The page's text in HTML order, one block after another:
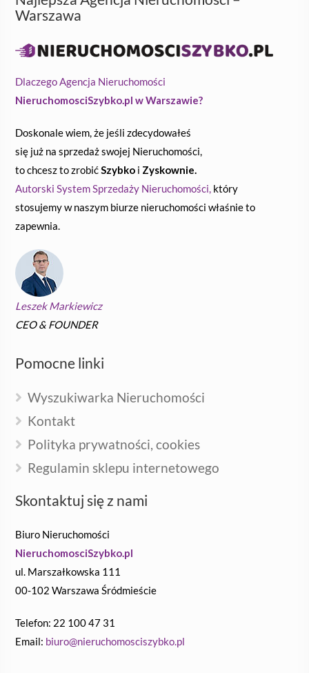
Warszawa
Dlaczego Agencja Nieruchomości
NieruchomosciSzybko.pl w Warszawie?
Doskonale wiem, że jeśli zdecydowałeś
się już na sprzedaż swojej Nieruchomości,
to chcesz to zrobićSzybko i Zyskownie.
Autorski System Sprzedaży Nieruchomości, który
stosujemy w naszym biurze nieruchomości właśnie to
zapewnia.
Leszek Markiewicz
CEO & FOUNDER
Pomocne linki
Wyszukiwarka Nieruchomości
Kontakt
Polityka prywatności, cookies
Regulamin sklepu internetowego
Skontaktuj się z nami
Biuro Nieruchomości
NieruchomosciSzybko.pl
ul. Marszałkowska 111
00-102 Warszawa Śródmieście
Telefon: 22 100 47 31
Email: biuro@nieruchomosciszybko.pl